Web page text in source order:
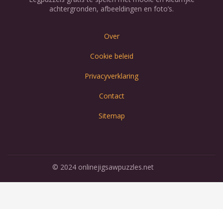
achtergronden, afbeeldingen en foto’s.
Over
Cookie beleid
Privacyverklaring
Contact
Sitemap
© 2024 onlinejigsawpuzzles.net